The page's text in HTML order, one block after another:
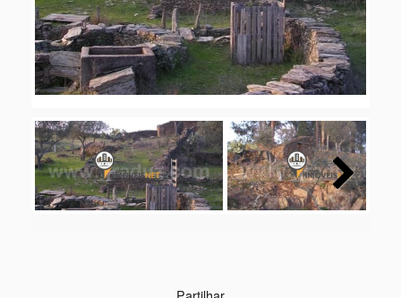
Next
Next